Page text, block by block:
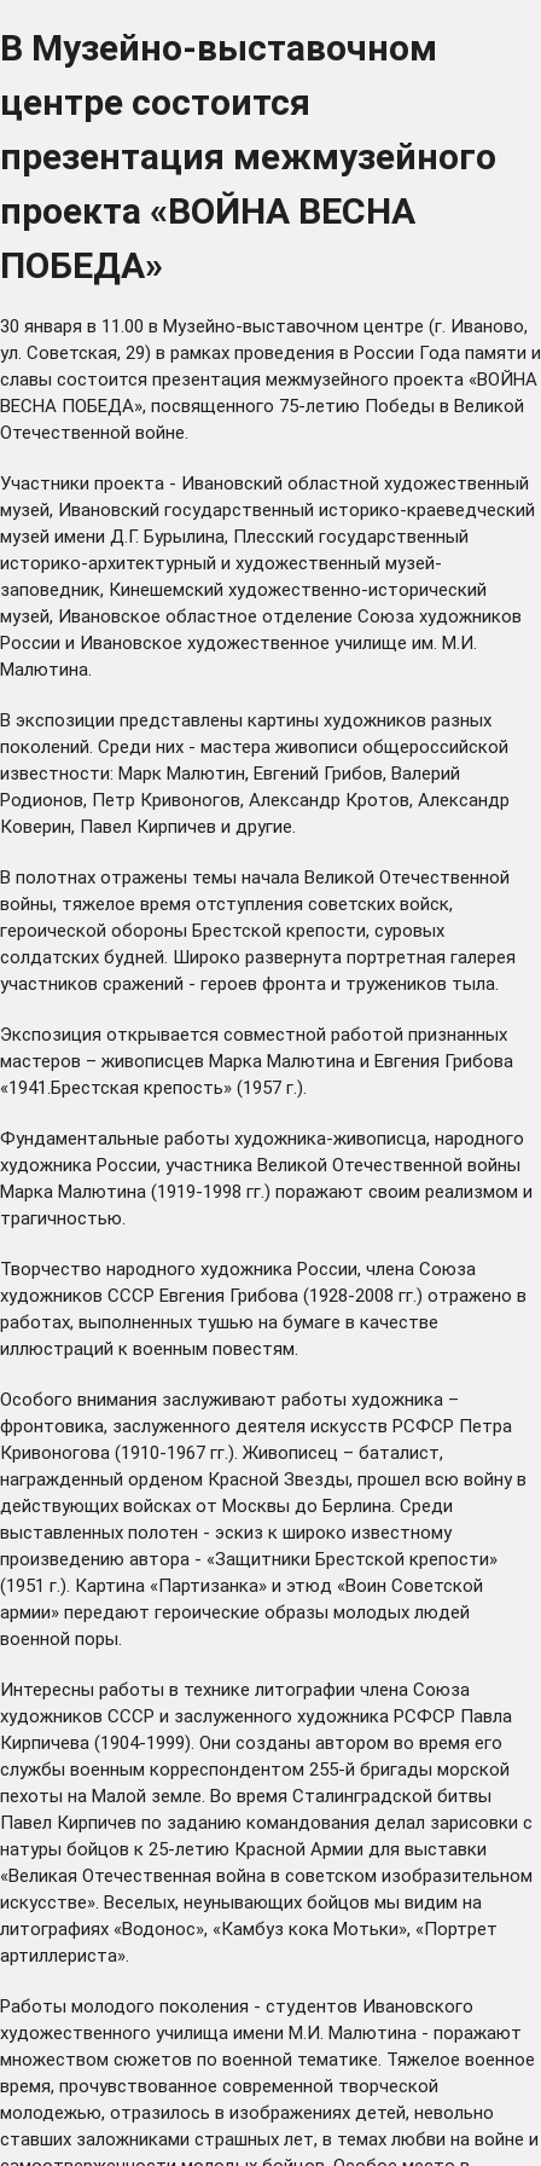
В Музейно-выставочном
центре состоится
презентация межмузейного
проекта «ВОЙНА ВЕСНА
ПОБЕДА»
30 января в 11.00 в Музейно-выставочном центре (г. Иваново,
ул. Советская, 29) в рамках проведения в России Года памяти и
славы состоится презентация межмузейного проекта «ВОЙНА
ВЕСНА ПОБЕДА», посвященного 75-летию Победы в Великой
Отечественной войне.
Участники проекта - Ивановский областной художественный
музей, Ивановский государственный историко-краеведческий
музей имени Д.Г. Бурылина, Плесский государственный
историко-архитектурный и художественный музей-
заповедник, Кинешемский художественно-исторический
музей, Ивановское областное отделение Союза художников
России и Ивановское художественное училище им. М.И.
Малютина.
В экспозиции представлены картины художников разных
поколений. Среди них - мастера живописи общероссийской
известности: Марк Малютин, Евгений Грибов, Валерий
Родионов, Петр Кривоногов, Александр Кротов, Александр
Коверин, Павел Кирпичев и другие.
В полотнах отражены темы начала Великой Отечественной
войны, тяжелое время отступления советских войск,
героической обороны Брестской крепости, суровых
солдатских будней. Широко развернута портретная галерея
участников сражений - героев фронта и тружеников тыла.
Экспозиция открывается совместной работой признанных
мастеров – живописцев Марка Малютина и Евгения Грибова
«1941.Брестская крепость» (1957 г.).
Фундаментальные работы художника-живописца, народного
художника России, участника Великой Отечественной войны
Марка Малютина (1919-1998 гг.) поражают своим реализмом и
трагичностью.
Творчество народного художника России, члена Союза
художников СССР Евгения Грибова (1928-2008 гг.) отражено в
работах, выполненных тушью на бумаге в качестве
иллюстраций к военным повестям.
Особого внимания заслуживают работы художника –
фронтовика, заслуженного деятеля искусств РСФСР Петра
Кривоногова (1910-1967 гг.). Живописец – баталист,
награжденный орденом Красной Звезды, прошел всю войну в
действующих войсках от Москвы до Берлина. Среди
выставленных полотен - эскиз к широко известному
произведению автора - «Защитники Брестской крепости»
(1951 г.). Картина «Партизанка» и этюд «Воин Советской
армии» передают героические образы молодых людей
военной поры.
Интересны работы в технике литографии члена Союза
художников СССР и заслуженного художника РСФСР Павла
Кирпичева (1904-1999). Они созданы автором во время его
службы военным корреспондентом 255-й бригады морской
пехоты на Малой земле. Во время Сталинградской битвы
Павел Кирпичев по заданию командования делал зарисовки с
натуры бойцов к 25-летию Красной Армии для выставки
«Великая Отечественная война в советском изобразительном
искусстве». Веселых, неунывающих бойцов мы видим на
литографиях «Водонос», «Камбуз кока Мотьки», «Портрет
артиллериста».
Работы молодого поколения - студентов Ивановского
художественного училища имени М.И. Малютина - поражают
множеством сюжетов по военной тематике. Тяжелое военное
время, прочувствованное современной творческой
молодежью, отразилось в изображениях детей, невольно
ставших заложниками страшных лет, в темах любви на войне и